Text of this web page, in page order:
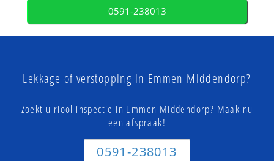
0591-238013
Lekkage of verstopping in Emmen Middendorp?
Zoekt u riool inspectie in Emmen Middendorp? Maak nu
een afspraak!
0591-238013